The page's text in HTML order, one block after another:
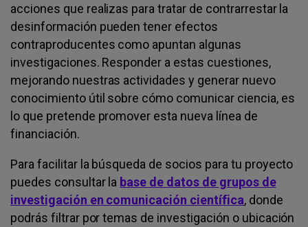
acciones que realizas para tratar de contrarrestar la
desinformación pueden tener efectos
contraproducentes como apuntan algunas
investigaciones. Responder a estas cuestiones,
mejorando nuestras actividades y generar nuevo
conocimiento útil sobre cómo comunicar ciencia, es
lo que pretende promover esta nueva línea de
financiación.
Para facilitar la búsqueda de socios para tu proyecto
puedes consultar la base de datos de grupos de
investigación en comunicación científica, donde
podrás filtrar por temas de investigación o ubicación